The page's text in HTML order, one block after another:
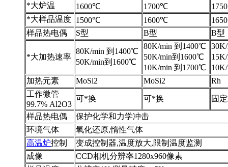
*大炉温
1600℃ 1700℃
*大样品温度 1500℃ 1600℃
样品热电偶
S型 B型 B型
*大加热速率
80K/min 到1400℃
50K/min到1600℃
80K/min 到1400℃
50K/min到1600℃
10K/min 到1700℃
加热元素
MoSi2 MoSi2
Rh
工作微管
99.7% Al2O3
可*换 可*换 固
样品热电偶
保护化学和力学冲击
环境气体
氧化还原,惰性气体
高温炉控制
变成控制器,温度放大,限制温度监测
成像
CCD相机分辨率1280x960像素